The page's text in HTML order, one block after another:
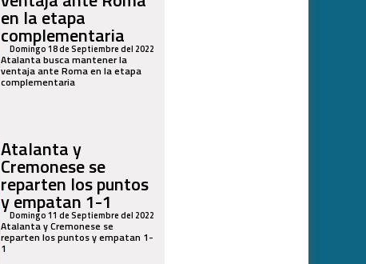
en la etapa
complementaria
Domingo 18 de Septiembre del 2022
Atalanta busca mantener la
ventaja ante Roma en la etapa
complementaria
Atalanta y
Cremonese se
reparten los puntos
y empatan 1-1
Domingo 11 de Septiembre del 2022
Atalanta y Cremonese se
reparten los puntos y empatan 1-
1